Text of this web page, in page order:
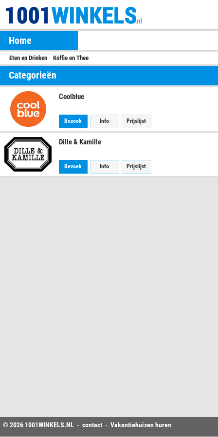
Home
Eten en Drinken Koffie en Thee
Categorieën
Coolblue
Bezoek Info Prijslijst
Dille & Kamille
Bezoek Info Prijslijst
© 2026 1001WINKELS.NL - contact - Vakantiehuizen huren